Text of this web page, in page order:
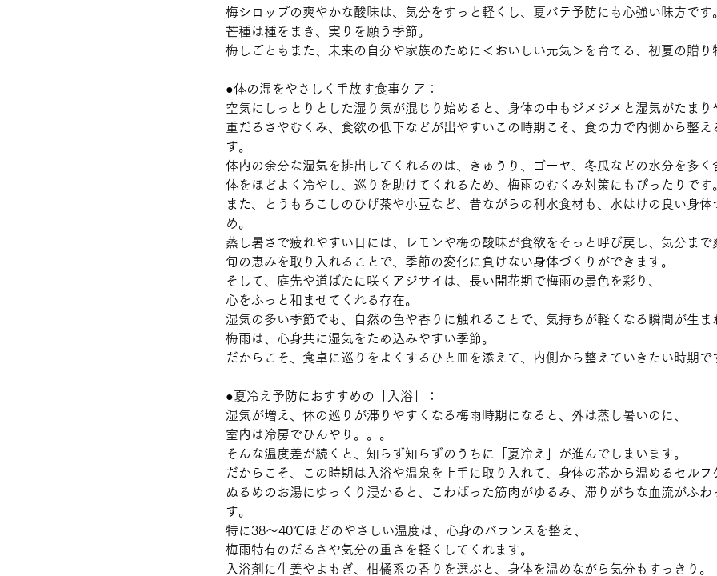
梅シロップの爽やかな酸味は、気分をすっと軽くし、夏バテ予防にも心強い味方です
芒種は種をまき、実りを願う季節。
梅しごともまた、未来の自分や家族のために＜おいしい元気＞を育てる、初夏の贈り
●体の湿をやさしく手放す食事ケア：
空気にしっとりとした湿り気が混じり始めると、身体の中もジメジメと湿気がたまり
重だるさやむくみ、食欲の低下などが出やすいこの時期こそ、食の力で内側から整え
す。
体内の余分な湿気を排出してくれるのは、きゅうり、ゴーヤ、冬瓜などの水分を多く
体をほどよく冷やし、巡りを助けてくれるため、梅雨のむくみ対策にもぴったりです
また、とうもろこしのひげ茶や小豆など、昔ながらの利水食材も、水はけの良い身体
め。
蒸し暑さで疲れやすい日には、レモンや梅の酸味が食欲をそっと呼び戻し、気分まで
旬の恵みを取り入れることで、季節の変化に負けない身体づくりができます。
そして、庭先や道ばたに咲くアジサイは、長い開花期で梅雨の景色を彩り、
心をふっと和ませてくれる存在。
湿気の多い季節でも、自然の色や香りに触れることで、気持ちが軽くなる瞬間が生ま
梅雨は、心身共に湿気をため込みやすい季節。
だからこそ、食卓に巡りをよくするひと皿を添えて、内側から整えていきたい時期で
●夏冷え予防におすすめの「入浴」：
湿気が増え、体の巡りが滞りやすくなる梅雨時期になると、外は蒸し暑いのに、
室内は冷房でひんやり。。。
そんな温度差が続くと、知らず知らずのうちに「夏冷え」が進んでしまいます。
だからこそ、この時期は入浴や温泉を上手に取り入れて、身体の芯から温めるセルフ
ぬるめのお湯にゆっくり浸かると、こわばった筋肉がゆるみ、滞りがちな血流がふわ
す。
特に38〜40℃ほどのやさしい温度は、心身のバランスを整え、
梅雨特有のだるさや気分の重さを軽くしてくれます。
入浴剤に生姜やよもぎ、柑橘系の香りを選ぶと、身体を温めながら気分もすっきり。